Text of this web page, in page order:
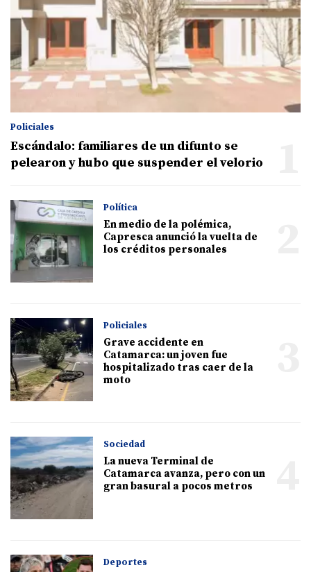
Policiales
Escándalo: familiares de un difunto se
pelearon y hubo que suspender el velorio
Política
En medio de la polémica,
Capresca anunció la vuelta de
los créditos personales
Policiales
Grave accidente en
Catamarca: un joven fue
hospitalizado tras caer de la
moto
Sociedad
La nueva Terminal de
Catamarca avanza, pero con un
gran basural a pocos metros
Deportes